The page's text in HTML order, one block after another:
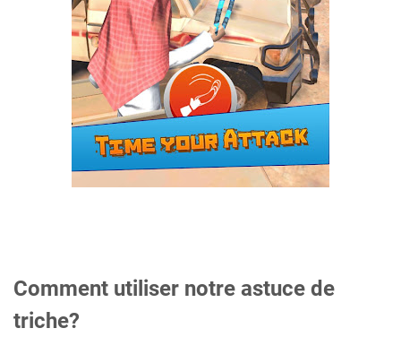
Comment utiliser notre astuce de
triche?